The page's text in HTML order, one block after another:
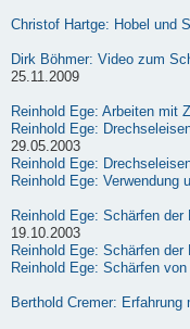
Christof Hartge: Hobel und
Dirk Böhmer: Video zum
25.11.2009
Reinhold Ege: Arbeiten mit
Reinhold Ege:
29.05.2003
Reinhold Ege:
Reinhold Ege: Verwendung
Reinhold Ege: Schärfen
19.10.2003
Reinhold Ege: Schärfen der
Reinhold Ege: Schärfen
Berthold Cremer: Erfahrung